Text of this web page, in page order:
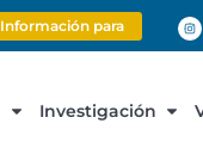
Información para
Investigación